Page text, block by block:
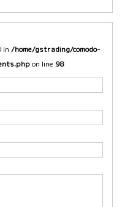
in /home/gstrading/comodo-
on line 98